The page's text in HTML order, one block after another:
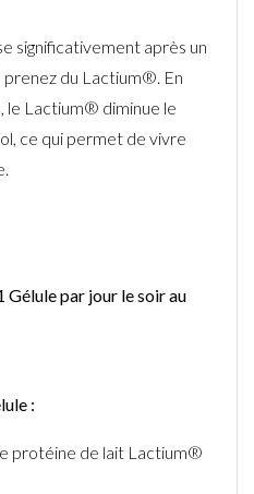
significativement après un
prenez du Lactium®. En
le Lactium® diminue le
ce qui permet de vivre
par jour le soir au
:
protéine de lait Lactium®